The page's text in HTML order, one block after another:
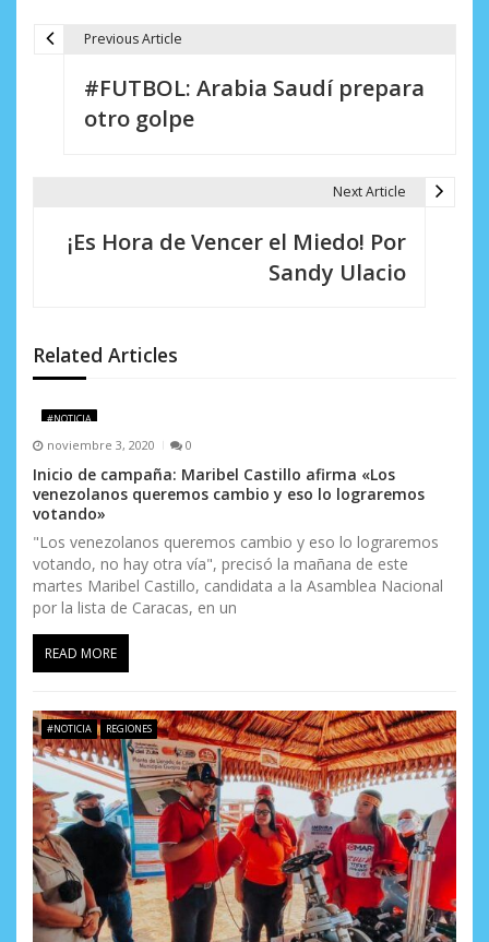
ó
n
d
e
e
n
t
d
a
s
Previous Article
#FUTBOL: Arabia Saudí prepara
otro golpe
Next Article
¡Es Hora de Vencer el Miedo! Por
Sandy Ulacio
Related Articles
#NOTICIA
noviembre 3, 2020 0
Inicio de campaña: Maribel Castillo afirma «Los
venezolanos queremos cambio y eso lo lograremos
votando»
"Los venezolanos queremos cambio y eso lo lograremos
votando, no hay otra vía", precisó la mañana de este
martes Maribel Castillo, candidata a la Asamblea Nacional
por la lista de Caracas, en un
READ MORE
#NOTICIA REGIONES